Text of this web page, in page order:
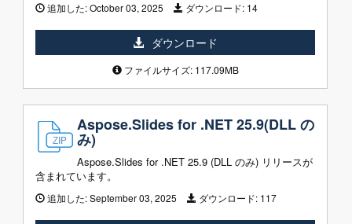
追加した:October 03, 2025 ダウンロード: 14
ダウンロード
ファイルサイズ: 117.09MB
Aspose.Slides for .NET 25.9(DLL の
み)
Aspose.Slides for .NET 25.9 (DLL のみ) リリースが
含まれています。
追加した:September 03, 2025 ダウンロード: 117